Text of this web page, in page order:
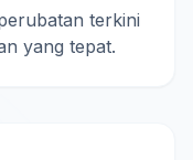
terkini
yang tepat.